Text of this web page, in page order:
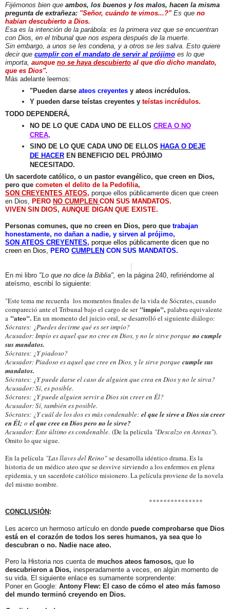
Fijémonos bien que ambos, los buenos y los malos, hacen la misma
pregunta de extrañeza: "Señor, cuándo te vimos...?" Es que no
habían descubierto a Dios.
Esa es la intención de la parábola: es la primera vez que se encuentran
con Dios, en el tribunal que nos espera después de la muerte.
Sin embargo, a unos se les condena, y a otros se les salva. Esto quiere
decir que cumplir con el mandato de servir al prójimo es lo que
importa, aunque no se haya descubierto al que dio dicho mandato,
que es Dios".
Más adelante leemos:
"Pueden darse ateos creyentesy ateos incrédulos.
Y pueden darse teístas creyentes y teístas incrédulos.
TODO DEPENDERÁ,
NO DE LO QUE CADA UNO DE ELLOS CREA O NO
CREA,
SINO DE LO QUE CADA UNO DE ELLOS HAGA O DEJE
DE HACEREN BENEFICIO DEL PRÓJIMO
NECESITADO.
Un sacerdote católico, o un pastor evangélico, que creen en Dios,
pero que cometen el delito de la Pedofilia,
SON CREYENTES ATEOS, porque ellos públicamente dicen que creen
en Dios, PERO NO CUMPLEN CON SUS MANDATOS.
VIVEN SIN DIOS, AUNQUE DIGAN QUE EXISTE.
Personas comunes, que no creen en Dios, pero que trabajan
honestamente, no dañan a nadie, y sirven al prójimo,
SON ATEOS CREYENTES, porque ellos públicamente dicen que no
creen en Dios, PERO CUMPLEN CON SUS MANDATOS.
En mi libro "Lo que no dice la Biblia", en la página 240, refiriéndome al
ateísmo, escribí lo siguiente:
"Este tema me recuerda los momentos finales de la vida de Sócrates, cuando
compareció ante el Tribunal bajo el cargo de ser "impío", palabra equivalente
a "ateo". En un momento del juicio oral, se desarrolló el siguiente diálogo:
Sócrates: ¿Puedes decirme qué es ser impío?
Acusador: Impío es aquel que no cree en Dios, y no le sirve porque no cumple
sus mandatos.
Sócrates: ¿Y piadoso?
Acusador: Piadoso es aquel que cree en Dios, y le sirve porque cumple sus
mandatos.
Sócrates: ¿Y puede darse el caso de alguien que crea en Dios y no le sirva?
Acusador: Sí, es posible.
Sócrates: ¿Y puede alguien servir a Dios sin creer en Él?
Acusador: Sí, también es posible.
Sócrates: ¿Y cuál de los dos es más condenable: el que le sirve a Dios sin creer
en Él; o el que cree en Dios pero no le sirve?
Acusador: Este último es condenable. (De la película "Descalzo en Atenas").
Omito lo que sigue.
En la película "Las llaves del Reino"se desarrolla idéntico drama. Es la
historia de un médico ateo que se desvive sirviendo a los enfermos en plena
epidemia, y un sacerdote católico misionero. La película proviene de la novela
del mismo nombre.
***************
CONCLUSIÓN :
Les acerco un hermoso artículo en donde puede comprobarse que Dios
está en el corazón de todos los seres humanos, ya sea que lo
descubran o no. Nadie nace ateo.
Pero la Historia nos cuenta de muchos ateos famosos, que lo
descubrieron a Dios, inesperadamente a veces, en algún momento de
su vida. El siguiente enlace es sumamente sorprendente:
Poner en Google: Antony Flew: El caso de cómo el ateo más famoso
del mundo terminó creyendo en Dios.